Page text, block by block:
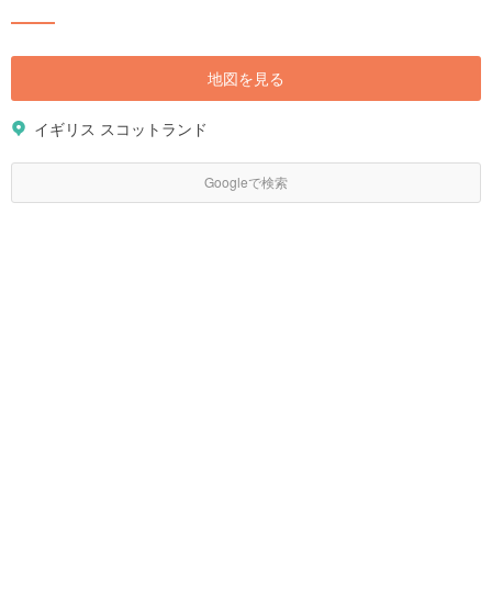
地図を見る
イギリス スコットランド
Googleで検索